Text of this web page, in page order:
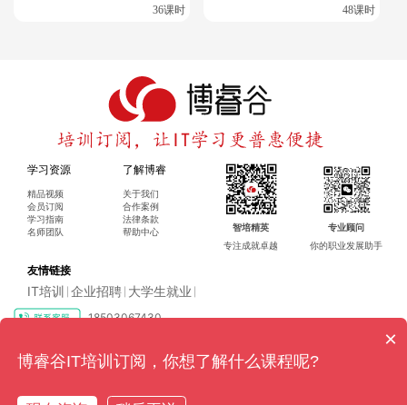
OCP认证考试有门槛吗？
oracle OCP认证与 MySQL OCP认证考哪个?
Oracle/MySQL OCP/OCM怎么备考？容易通过吗？
甲骨文Oracle认证OCA/OCP/OCM有什么区别？
Oracle培训机构有哪些？OCP OCM
36课时 48课时
学习资源
精品视频
会员订阅
学习指南
名师团队
了解博睿
关于我们
合作案例
法律条款
帮助中心
智培精英
专注成就卓越
专业顾问
你的职业发展助手
友情链接
IT培训 企业招聘 大学生就业
18503067430
Copyright ©2016-2024 博睿（广州）科技有限公司 All rights reserved
备17128079号-4
×
博睿谷IT培训订阅，你想了解什么课程呢?